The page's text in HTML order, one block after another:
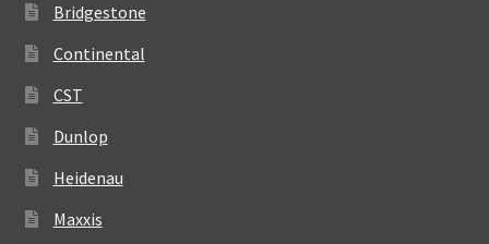
Bridgestone
Continental
CST
Dunlop
Heidenau
Maxxis